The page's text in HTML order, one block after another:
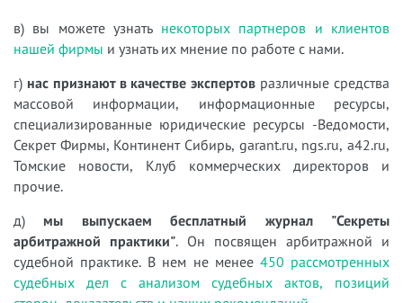
в) вы можете узнать некоторых партнеров и клиентов
нашей фирмы и узнать их мнение по работе с нами.
г) нас признают в качестве экспертов различные средства
массовой информации, информационные ресурсы,
специализированные юридические ресурсы -Ведомости,
Секрет Фирмы, Континент Сибирь, garant.ru, ngs.ru, a42.ru,
Томские новости, Клуб коммерческих директоров и
прочие.
д) мы выпускаем бесплатный журнал "Секреты
арбитражной практики". Он посвящен арбитражной и
судебной практике. В нем не менее 450 рассмотренных
судебных дел с анализом судебных актов, позиций